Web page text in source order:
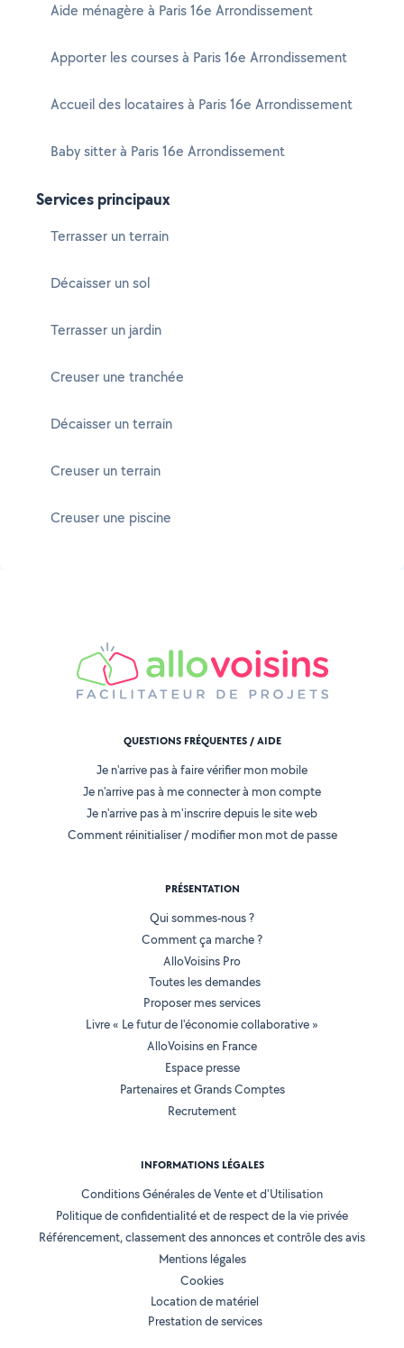
Aide ménagère à Paris 16e Arrondissement
Apporter les courses à Paris 16e Arrondissement
Accueil des locataires à Paris 16e Arrondissement
Baby sitter à Paris 16e Arrondissement
Services principaux
Terrasser un terrain
Décaisser un sol
Terrasser un jardin
Creuser une tranchée
Décaisser un terrain
Creuser un terrain
Creuser une piscine
QUESTIONS FRÉQUENTES / AIDE
Je n'arrive pas à faire vérifier mon mobile
Je n'arrive pas à me connecter à mon compte
Je n'arrive pas à m'inscrire depuis le site web
Comment réinitialiser / modifier mon mot de passe
PRÉSENTATION
Qui sommes-nous ?
Comment ça marche ?
AlloVoisins Pro
Toutes les demandes
Proposer mes services
Livre « Le futur de l'économie collaborative »
AlloVoisins en France
Espace presse
Partenaires et Grands Comptes
Recrutement
INFORMATIONS LÉGALES
Conditions Générales de Vente et d'Utilisation
Politique de confidentialité et de respect de la vie privée
Référencement, classement des annonces et contrôle des avis
Mentions légales
Cookies
Location de matériel
Prestation de services